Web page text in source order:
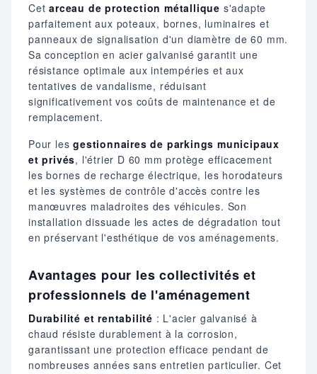
Cetarceau de protection métallique s'adapte
parfaitement aux poteaux, bornes, luminaires et
panneaux de signalisation d'un diamètre de 60 mm.
Sa conception en acier galvanisé garantit une
résistance optimale aux intempéries et aux
tentatives de vandalisme, réduisant
significativement vos coûts de maintenance et de
remplacement.
Pour lesgestionnaires de parkings municipaux
et privés, l'étrier D 60 mm protège efficacement
les bornes de recharge électrique, les horodateurs
et les systèmes de contrôle d'accès contre les
manœuvres maladroites des véhicules. Son
installation dissuade les actes de dégradation tout
en préservant l'esthétique de vos aménagements.
Avantages pour les collectivités et
professionnels de l'aménagement
Durabilité et rentabilité : L'acier galvanisé à
chaud résiste durablement à la corrosion,
garantissant une protection efficace pendant de
nombreuses années sans entretien particulier. Cet